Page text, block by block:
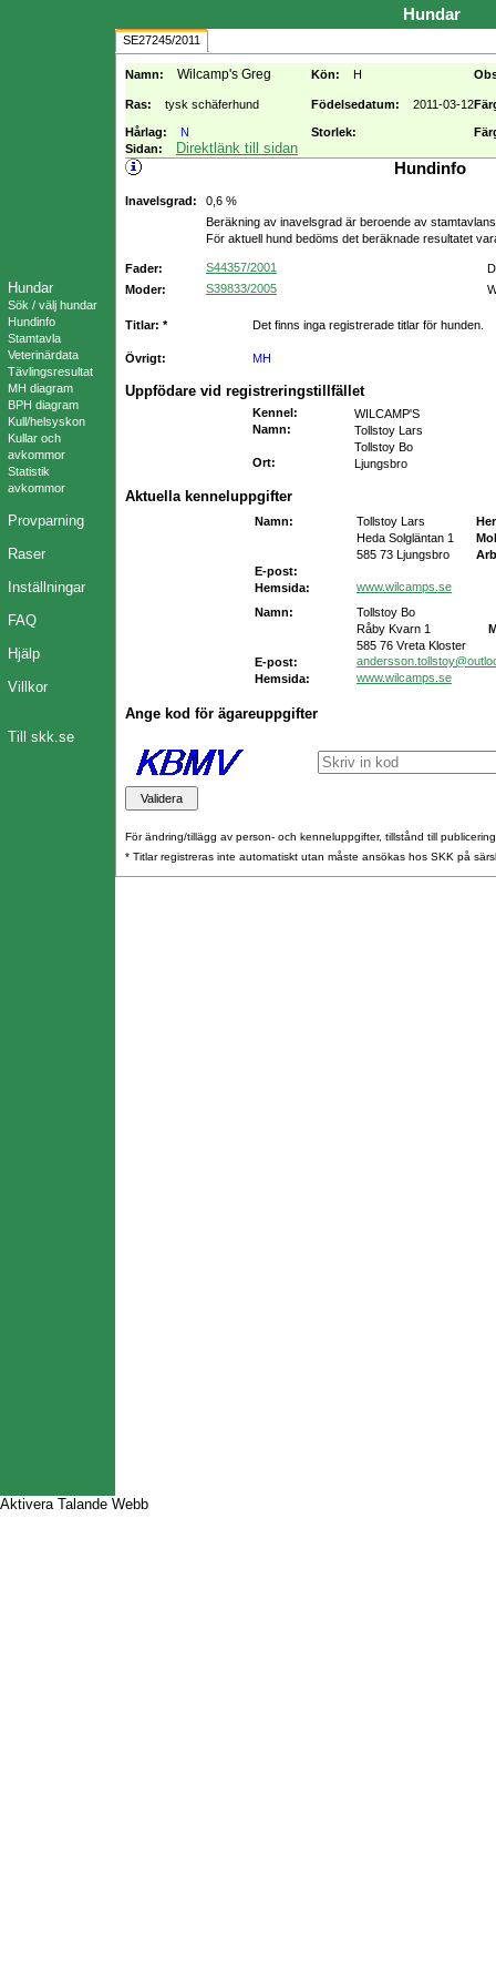
Hundar
Sök / välj hundar
Hundinfo
Stamtavla
Veterinärdata
Tävlingsresultat
MH diagram
BPH diagram
Kull/helsyskon
Kullar och
avkommor
Statistik
avkommor
Provparning
Raser
Inställningar
FAQ
Hjälp
Villkor
Till skk.se
Hundar
SE27245/2011
Namn: Wilcamp's Greg Kön: H
Ras: tysk schäferhund Födelsedatum: 2011-03-12
Hårlag: N Storlek:
Sidan:
Direktlänk till sidan
Hundinfo
Inavelsgrad:
0,6 %
Beräkning av inavelsgrad är beroende av
För aktuell hund bedöms det beräknade resultatet
Fader: S44357/2001
Moder:
S39833/2005
Titlar: * Det finns inga registrerade titlar för hunden.
Övrigt: MH
Uppfödare vid registreringstillfället
Kennel :
WILCAMP'S
Namn:
Tollstoy Lars
Tollstoy Bo
Ort: Ljungsbro
Aktuella kenneluppgifter
Namn: Tollstoy Lars
Heda Solgläntan 1
585 73 Ljungsbro
E-post:
Hemsida:
www.wilcamps.se
Namn:
Tollstoy Bo
Råby Kvarn 1
585 76 Vreta Kloster
E-post:
Hemsida:
www.wilcamps.se
Ange kod för ägareuppgifter
För ändring/tillägg av person- och kenneluppgifter, tillstånd till
* Titlar registreras inte automatiskt utan måste ansökas hos SKK på
Aktivera Talande Webb